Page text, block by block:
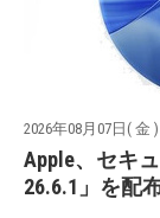
2026年08月07日( 金 )
Apple、セキ
26.6.1」を配